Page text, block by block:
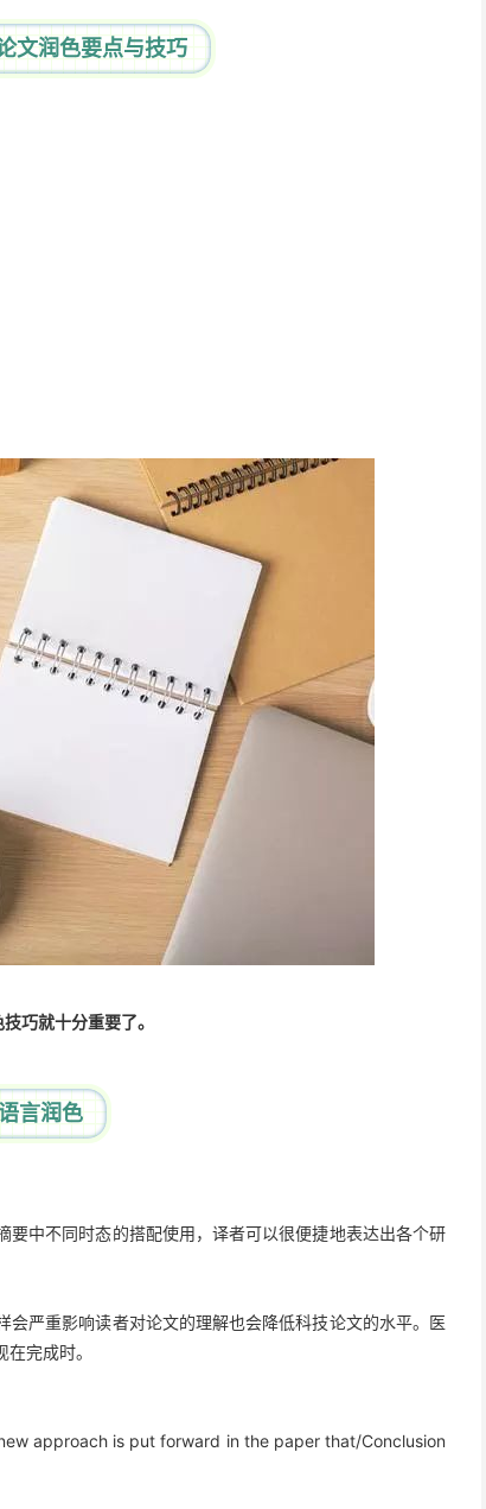
文润色要点与技巧
巧就十分重要了。
言润色
中不同时态的搭配使用，译者可以很便捷地表达出各个研
严重影响读者对论文的理解也会降低科技论文的水平。医
完成时。
approach is put forward in the paper that/Conclusion